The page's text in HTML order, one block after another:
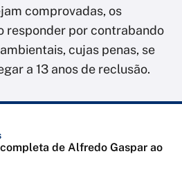
comprovadas, os
responder por contrabando
cujas penas, se
a 13 anos de reclusão.
de Alfredo Gaspar ao